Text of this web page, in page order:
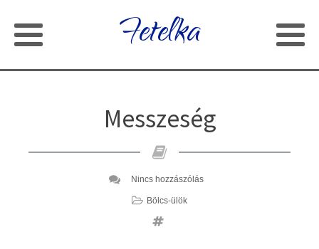
Fetelka
Messzeség
Nincs hozzászólás
Bölcs-ülök